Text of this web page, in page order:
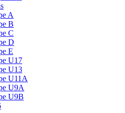
A
B
C
D
E
U17
U13
U11A
U9A
U9B